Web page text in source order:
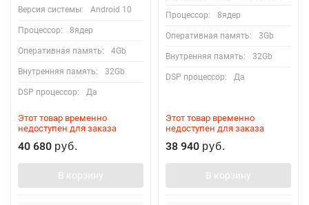
Версия системы: Android 10
Процессор: 8ядер
Оперативная память: 4Gb
Внутренняя память: 32Gb
DSP процессор: Да
Этот товар временно
недоступен для заказа
40 680 руб.
В корзину
Процессор: 8ядер
Оперативная память: 3Gb
Внутренняя память: 32Gb
DSP процессор: Да
Этот товар временно
недоступен для заказа
38 940 руб.
В корзину